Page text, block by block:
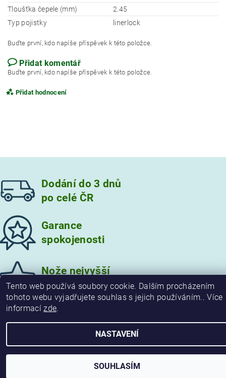
Tloušťka čepele (mm)
2.45
Typ pojistky
linerlock
Buďte první, kdo napíše příspěvek k této položce.
Přidat komentář
Buďte první, kdo napíše příspěvek k této položce.
Přidat hodnocení
Vložením hodnocení souhlasíte s
Dodání do 3 dnů
po celé ČR
Garance
spokojenosti
Nože nejvyšší
kvality
2026 © damaskove-noze.cz, všechna práva vyhrazena
Tento web používá soubory cookie. Dalším procházením
tohoto webu vyjadřujete souhlas s jejich používáním.. Více
informacízde.
NASTAVENÍ
SOUHLASÍM